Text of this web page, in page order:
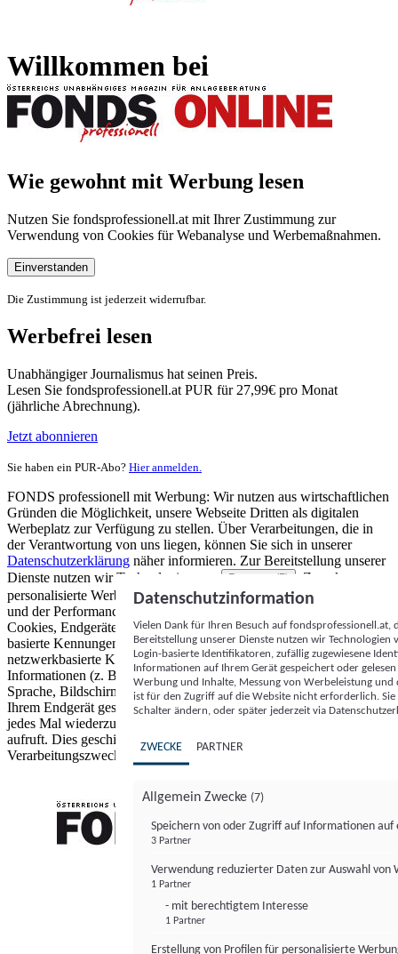
Willkommen bei
Wie gewohnt mit Werbung lesen
Nutzen Sie fondsprofessionell.at mit Ihrer Zustimmung zur
Verwendung von Cookies für Webanalyse und Werbemaßnahmen.
Einverstanden
Die Zustimmung ist jederzeit widerrufbar.
Werbefrei lesen
Unabhängiger Journalismus hat seinen Preis.
Lesen Sie fondsprofessionell.at PUR für 27,99€ pro Monat
(jährliche Abrechnung).
Jetzt abonnieren
Sie haben ein PUR-Abo? Hier anmelden.
FONDS professionell mit Werbung: Wir nutzen aus wirtschaftlichen
Gründen die Möglichkeit, unsere Webseite Dritten als digitalen
Werbeplatz zur Verfügung zu stellen. Über Verarbeitungen, die in
der Verantwortung von uns liegen, können Sie sich in unserer
Datenschutzerklärung näher informieren. Zur Bereitstellung unserer
Dienste nutzen wir Technologien von
Partnern (5)
. Zwecke:
personalisierte Werbung und Inhalte, Messung von Werbeleistung
und der Performance von Inhalten sowie Zielgruppenforschung.
Cookies, Endgeräte- oder ähnliche Online-Kennungen (z. B. login-
basierte Kennungen, zufällig generierte Kennungen,
netzwerkbasierte Kennungen) können zusammen mit anderen
Informationen (z. B. Browsertyp und Browserinformationen,
Sprache, Bildschirmgröße, unterstützte Technologien usw.) auf
Ihrem Endgerät gespeichert oder von dort ausgelesen werden, um es
jedes Mal wiederzuerkennen, wenn es eine App oder einer Webseite
aufruft. Dies geschieht für einen oder mehrere der hier aufgeführten
Verarbeitungszwecke.
Datenschutzinformation
Vielen Dank für Ihren Besuch auf
Bereitstellung unserer Dienste nutzen wir Technologien
Login-basierte Identifikatoren, zufällig zugewiesene
Informationen auf Ihrem Gerät gespeichert oder
Werbung und Inhalte, Messung von Werbeleistung
ist für den Zugriff auf die Website nicht erforderlich.
Schalter ändern, oder später jederzeit via
ZWECKE PARTNER
Allgemein Zwecke (7)
Speichern von oder Zugriff auf Informationen auf
3 Partner
Verwendung reduzierter Daten zur Auswahl von
1 Partner
- mit berechtigtem Interesse
1 Partner
Erstellung von Profilen für personalisierte
FONDS professionell